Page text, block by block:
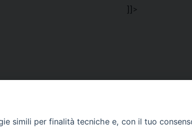
]]>
9.30 alle ore 12.30.
simili per finalità tecniche e, con il tuo